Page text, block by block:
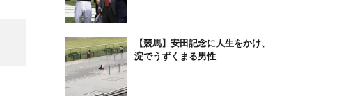
【競馬】安田記念に人生をかけ、
淀でうずくまる男性